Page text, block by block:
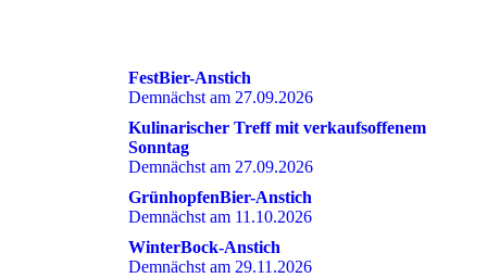
FestBier-Anstich
Demnächst am 27.09.2026
Kulinarischer Treff mit verkaufsoffenem
Sonntag
Demnächst am 27.09.2026
GrünhopfenBier-Anstich
Demnächst am 11.10.2026
WinterBock-Anstich
Demnächst am 29.11.2026